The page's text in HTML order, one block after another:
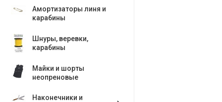
Амортизаторы линя и
карабины
Шнуры, веревки,
карабины
Майки и шорты
неопреновые
Наконечники и